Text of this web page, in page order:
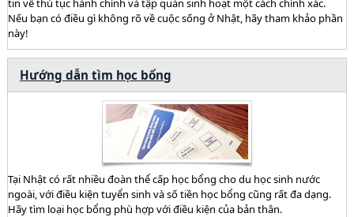
tin về thủ tục hành chính và tập quán sinh hoạt một cách chính xác.
Nếu bạn có điều gì không rõ về cuộc sống ở Nhật, hãy tham khảo phần
này!
Hướng dẫn tìm học bổng
Tại Nhật có rất nhiều đoàn thể cấp học bổng cho du học sinh nước
ngoài, với điều kiện tuyển sinh và số tiền học bổng cũng rất đa dạng.
Hãy tìm loại học bổng phù hợp với điều kiện của bản thân.